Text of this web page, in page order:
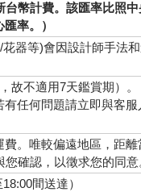
幣計費。該匯率比照
率。）
器等)會因設計師手法
故不適用7天鑑賞期）。
任何問題請立即與客
。唯較偏遠地區，距
確認，以徵求您的同意
間送達）